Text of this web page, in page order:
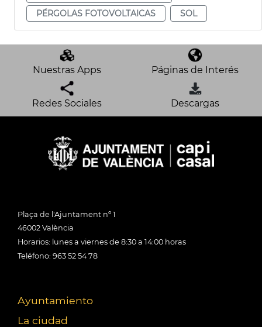
PÉRGOLAS FOTOVOLTAICAS
SOL
Nuestras Apps Páginas de Interés
Redes Sociales Descargas
Plaça de l'Ajuntament nº 1
46002 València
Horarios: lunes a viernes de 8:30 a 14:00 horas
Teléfono: 963 52 54 78
Ayuntamiento
La ciudad